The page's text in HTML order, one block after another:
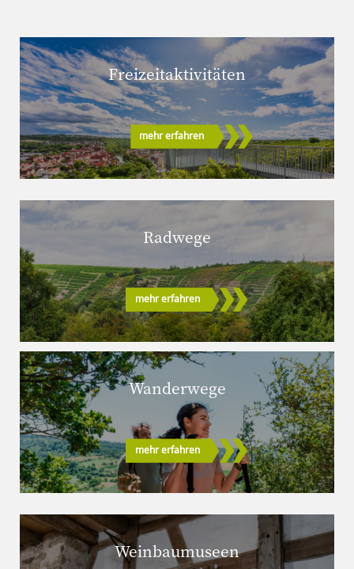
Freizeitaktivitäten
mehr erfahren
Radwege
mehr erfahren
Wanderwege
mehr erfahren
Weinbaumuseen